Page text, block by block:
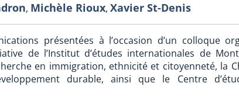
, Michèle Rioux, Xavier St-Denis
présentées à l’occasion d’un colloque
de l’Institut d’études internationales de
en immigration, ethnicité et citoyenneté, la
durable, ainsi que le Centre